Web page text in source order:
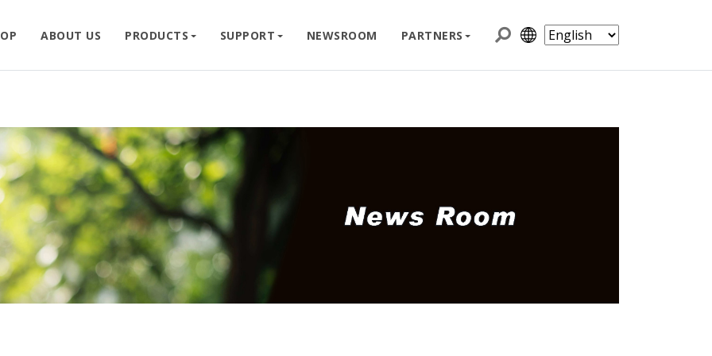
ABOUT US PRODUCTS SUPPORT NEWSROOM PARTNERS